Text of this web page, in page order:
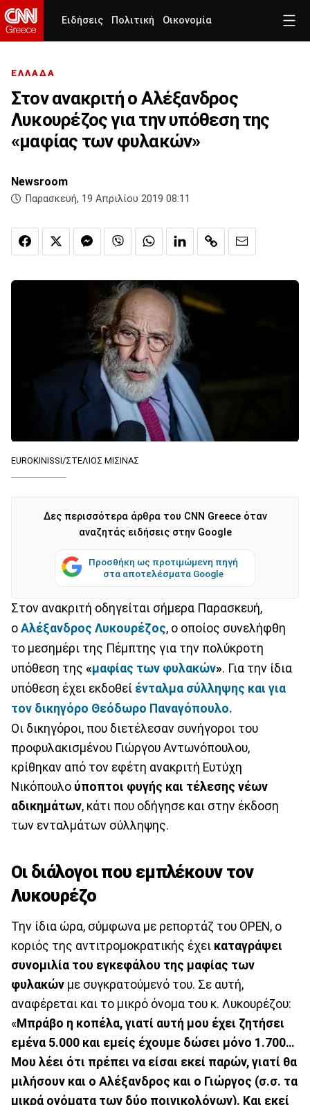
Ειδήσεις Πολιτική Οικονομία
ΕΛΛΑΔΑ
Στον ανακριτή ο Αλέξανδρος
Λυκουρέζος για την υπόθεση της
«μαφίας των φυλακών»
Newsroom
Παρασκευή, 19 Απριλίου 2019 08:11
EUROKINISSI/ΣΤΕΛΙΟΣ ΜΙΣΙΝΑΣ
Δες περισσότερα άρθρα του CNN Greece όταν
αναζητάς ειδήσεις στην Google
Προσθήκη ως προτιμώμενη πηγή
στα αποτελέσματα Google
Στον ανακριτή οδηγείται σήμερα Παρασκευή,
ο Αλέξανδρος Λυκουρέζος, ο οποίος συνελήφθη
το μεσημέρι της Πέμπτης για την πολύκροτη
υπόθεση της «μαφίας των φυλακών». Για την ίδια
υπόθεση έχει εκδοθεί ένταλμα σύλληψης και για
τον δικηγόρο Θεόδωρο Παναγόπουλο.
Οι δικηγόροι, που διετέλεσαν συνήγοροι του
προφυλακισµένου Γιώργου Αντωνόπουλου,
κρίθηκαν από τον εφέτη ανακριτή Ευτύχη
Νικόπουλο ύποπτοι φυγής και τέλεσης νέων
αδικηµάτων, κάτι που οδήγησε και στην έκδοση
των ενταλµάτων σύλληψης.
Οι διάλογοι που εμπλέκουν τον
Λυκουρέζο
Την ίδια ώρα, σύμφωνα με ρεπορτάζ του OPEN, ο
κοριός της αντιτρομοκρατικής έχει καταγράψει
συνομιλία του εγκεφάλου της μαφίας των
φυλακών με συγκρατούμενό του. Σε αυτή,
αναφέρεται και το μικρό όνομα του κ. Λυκουρέζου:
«Μπράβο η κοπέλα, γιατί αυτή μου έχει ζητήσει
εμένα 5.000 και εμείς έχουμε δώσει μόνο 1.700…
Μου λέει ότι πρέπει να είσαι εκεί παρών, γιατί θα
μιλήσουν και ο Αλέξανδρος και ο Γιώργος (σ.σ. τα
μικρά ονόματα των δύο ποινικολόγων). Και εκεί